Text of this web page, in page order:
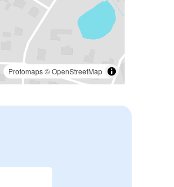
Protomaps©OpenStreetMap